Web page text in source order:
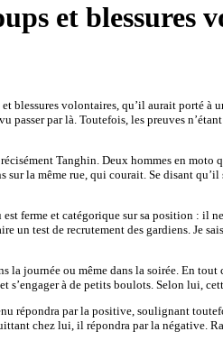
et blessures
volontaires, qu’il aurait porté
passer par là. Toutefois, les preuves
Tanghin. Deux hommes en
la même rue, qui courait. Se disant
ferme et catégorique sur sa position :
un test de recrutement des gardiens. Je
journée ou même dans la soirée. En
à de petits boulots. Selon lui,
répondra par la positive, soulignant
chez lui, il répondra par la négative.